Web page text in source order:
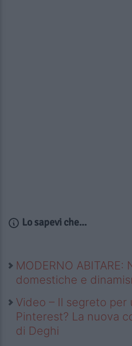
Lo sapevi che...
MODERNO
domestiche e
Video – Il segreto per
Pinterest? La nuova
di Deghi